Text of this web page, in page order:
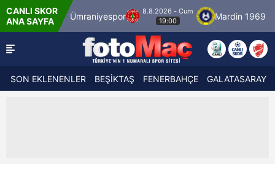
CANLI SKOR
ANA SAYFA
8.8.2026 - Cum
19:00
Mardin 1969 Spor Özbelsan
SON EKLENENLER BEŞİKTAŞ FENERBAHÇE GALATASARAY